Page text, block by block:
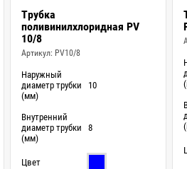
Трубка
поливинилхлоридная PV
10/8
Артикул: PV10/8
Наружный
диаметр трубки
(мм)
10
Внутренний
диаметр трубки
(мм)
8
Цвет